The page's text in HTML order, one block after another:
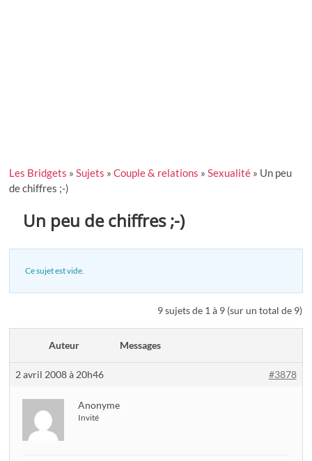
Les Bridgets »Sujets »Couple & relations »Sexualité » Un peu
de chiffres ;-)
Un peu de chiffres ;-)
Ce sujet est vide.
9 sujets de 1 à 9 (sur un total de 9)
Auteur Messages
2 avril 2008 à 20h46 #3878
Anonyme
Invité